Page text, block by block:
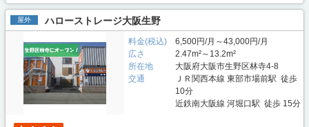
屋外 ハローストレージ大阪生野
料金(税込)
6,500円/月～43,000円/月
広さ
2.47m²～13.2m²
所在地
大阪府大阪市生野区林寺4-8
交通
ＪＲ関西本線 東部市場前駅 徒歩
10分
近鉄南大阪線 河堀口駅 徒歩 15分